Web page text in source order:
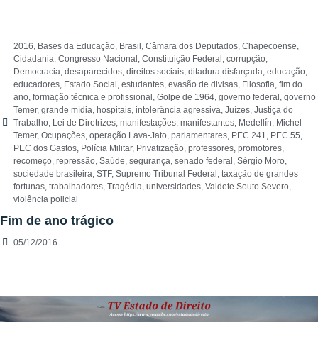
2016, Bases da Educação, Brasil , Câmara dos Deputados, Chapecoense,
Cidadania, Congresso Nacional , Constituição Federal , corrupção,
Democracia, desaparecidos, direitos sociais, ditadura disfarçada, educação,
educadores, Estado Social , estudantes, evasão de divisas, Filosofia, fim do
ano, formação técnica e profissional , Golpe de 1964, governo federal , governo
Temer, grande mídia, hospitais, intolerância agressiva, Juízes, Justiça do
Trabalho, Lei de Diretrizes, manifestações, manifestantes, Medellín, Michel
Temer, Ocupações, operação Lava-Jato, parlamentares, PEC 241, PEC 55,
PEC dos Gastos, Polícia Militar, Privatização, professores, promotores,
recomeço, repressão, Saúde, segurança, senado federal , Sérgio Moro,
sociedade brasileira, STF, Supremo Tribunal Federal , taxação de grandes
fortunas, trabalhadores, Tragédia, universidades, Valdete Souto Severo,
violência policial
Fim de ano trágico
05/12/2016